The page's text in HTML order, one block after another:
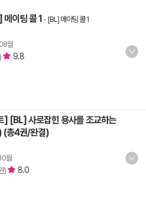
이팅 콜 1 - [BL] 메이팅 콜 1
월
9.8
] [BL] 사로잡힌 용사를 조교하는
(총4권/완결)
월
) 8.0